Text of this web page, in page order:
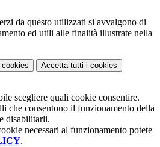
da questo utilizzati si avvalgono di
ed utili alle finalità illustrate nella
cookies Accetta tutti i cookies
scegliere quali cookie consentire.
che consentono il funzionamento della
disabilitarli.
necessari al funzionamento potete
.